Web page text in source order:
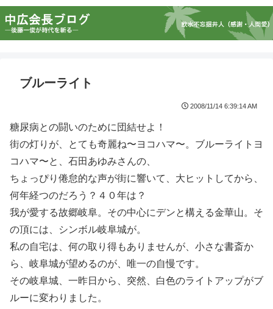
ブルーライト
2008/11/14 6:39:14 AM
糖尿病との闘いのために団結せよ！
街の灯りが、とても奇麗ね〜ヨコハマ〜。ブルーライトヨ
コハマ〜と、石田あゆみさんの、
ちょっぴり倦怠的な声が街に響いて、大ヒットしてから、
何年経つのだろう？４０年は？
我が愛する故郷岐阜。その中心にデンと構える金華山。そ
の頂には、シンボル岐阜城が。
私の自宅は、何の取り得もありませんが、小さな書斎か
ら、岐阜城が望めるのが、唯一の自慢です。
その岐阜城、一昨日から、突然、白色のライトアップがブ
ルーに変わりました。